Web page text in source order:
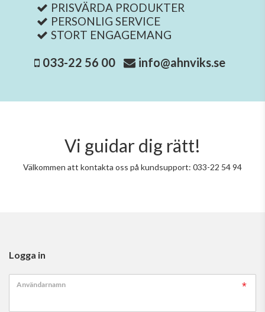
PRISVÄRDA PRODUKTER
PERSONLIG SERVICE
STORT ENGAGEMANG
033-22 56 00 info@ahnviks.se
Vi guidar dig rätt!
Välkommen att kontakta oss på kundsupport: 033-22 54 94
Logga in
Användarnamn